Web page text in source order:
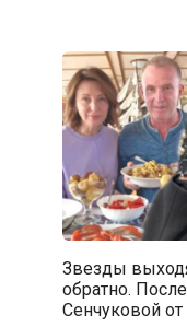
Звезды
обратно.
Сенчуковой